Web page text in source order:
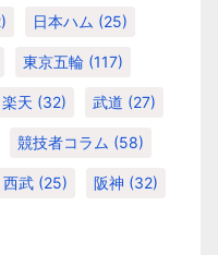
日本ハム (25)
東京五輪 (117)
楽天 (32) 武道 (27)
競技者コラム (58)
西武 (25) 阪神 (32)